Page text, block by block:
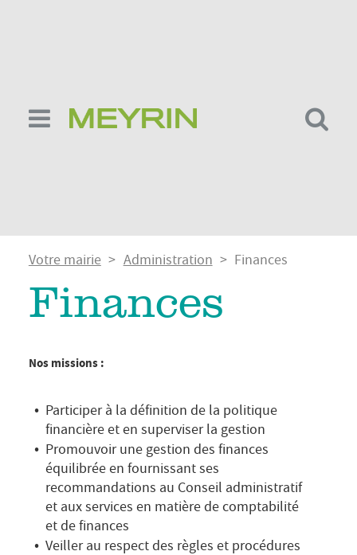
Fil
d'Ariane
Votre mairie Administration Finances
Finances
Nos missions :
Participer à la définition de la politique
financière et en superviser la gestion
Promouvoir une gestion des finances
équilibrée en fournissant ses
recommandations au Conseil administratif
et aux services en matière de comptabilité
et de finances
Veiller au respect des règles et procédures